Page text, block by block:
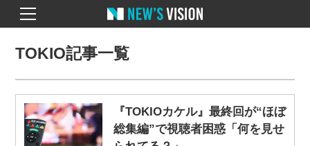
TOKIO記事一覧
『TOKIOカケル』最終回が“ほぼ
総集編”で視聴者困惑「何を見せ